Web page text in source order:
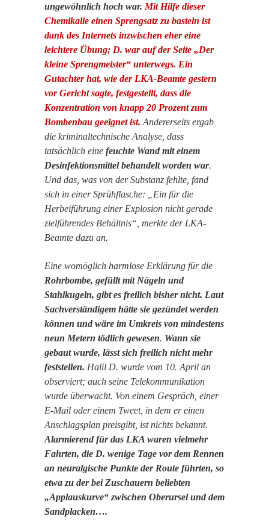
ungewöhnlich hoch war. Mit Hilfe dieser
Chemikalie einen Sprengsatz zu basteln ist
dank des Internets inzwischen eher eine
leichtere Übung; D. war auf der Seite „Der
kleine Sprengmeister“ unterwegs. Ein
Gutachter hat, wie der LKA-Beamte gestern
vor Gericht sagte, festgestellt, dass die
Konzentration von knapp 20 Prozent zum
Bombenbau geeignet ist. Andererseits ergab
die kriminaltechnische Analyse, dass
tatsächlich eine feuchte Wand mit einem
Desinfektionsmittel behandelt worden war.
Und das, was von der Substanz fehlte, fand
sich in einer Sprühflasche: „Ein für die
Herbeiführung einer Explosion nicht gerade
zielführendes Behältnis“, merkte der LKA-
Beamte dazu an.
Eine womöglich harmlose Erklärung für die
Rohrbombe, gefüllt mit Nägeln und
Stahlkugeln, gibt es freilich bisher nicht. Laut
Sachverständigem hätte sie gezündet werden
können und wäre im Umkreis von mindestens
neun Metern tödlich gewesen. Wann sie
gebaut wurde, lässt sich freilich nicht mehr
feststellen. Halil D. wurde vom 10. April an
observiert; auch seine Telekommunikation
wurde überwacht. Von einem Gespräch, einer
E-Mail oder einem Tweet, in dem er einen
Anschlagsplan preisgibt, ist nichts bekannt.
Alarmierend für das LKA waren vielmehr
Fahrten, die D. wenige Tage vor dem Rennen
an neuralgische Punkte der Route führten, so
etwa zu der bei Zuschauern beliebten
„Applauskurve“ zwischen Oberursel und dem
Sandplacken….